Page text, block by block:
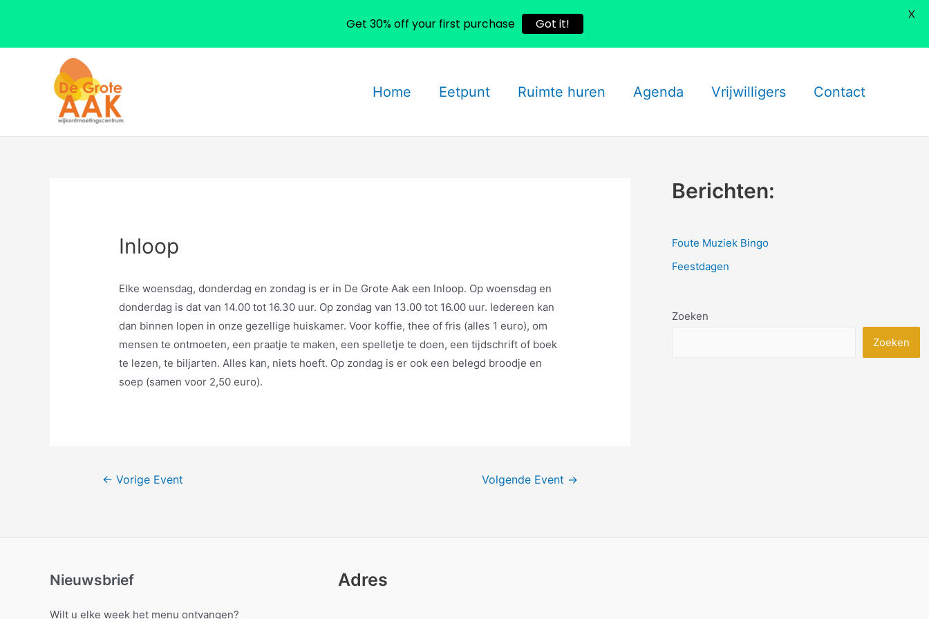
Home Eetpunt Ruimte huren Agenda Vrijwilligers Contact
Inloop
Elke woensdag, donderdag en zondag is er in De Grote Aak een Inloop. Op woensdag en
donderdag is dat van 14.00 tot 16.30 uur. Op zondag van 13.00 tot 16.00 uur. Iedereen kan
dan binnen lopen in onze gezellige huiskamer. Voor koffie, thee of fris (alles 1 euro), om
mensen te ontmoeten, een praatje te maken, een spelletje te doen, een tijdschrift of boek
te lezen, te biljarten. Alles kan, niets hoeft. Op zondag is er ook een belegd broodje en
soep (samen voor 2,50 euro).
Bericht
← Vorige Event Volgende Event →
Berichten:
Foute Muziek Bingo
Feestdagen
Zoeken
Zoeken
Nieuwsbrief
Wilt u elke week het menu ontvangen?
Adres
Get 30% off your first purchase Got it!
X